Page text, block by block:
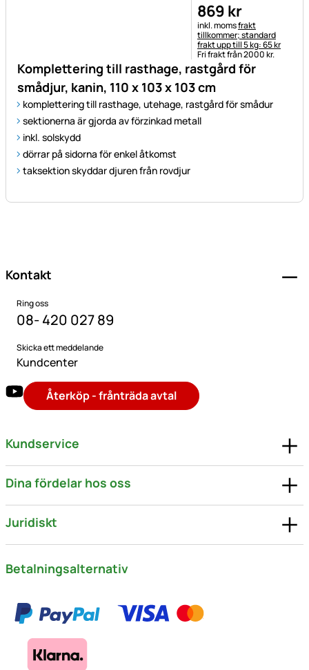
Komplettering till rasthage, rastgård för
smådjur, kanin, 110 x 103 x 103 cm
komplettering till rasthage, utehage, rastgård för smådur
sektionerna är gjorda av förzinkad metall
inkl. solskydd
dörrar på sidorna för enkel åtkomst
taksektion skyddar djuren från rovdjur
869 kr
Skatteinformation:
inkl. momsfrakt
tillkommer; standard
frakt upp till 5 kg: 65 kr
Fri frakt från 2000 kr.
Kontakt
Ring oss
08- 420 027 89
Skicka ett meddelande
Kundcenter
Återköp - frånträda avtal
Kundservice
Dina fördelar hos oss
Juridiskt
Betalningsalternativ